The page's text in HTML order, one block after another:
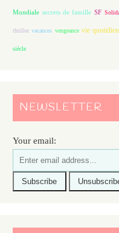
Mondiale secrets de famille SF
thriller vacances vengeance vie
siècle
NEWSLETTER
Your email: